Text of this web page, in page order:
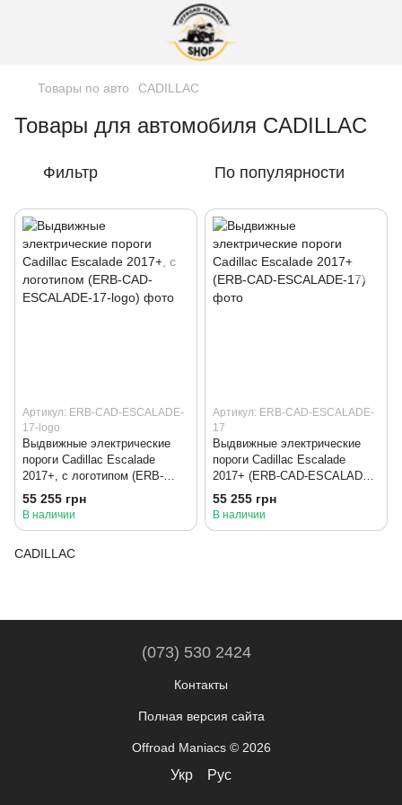
Товары по авто CADILLAC
Товары для автомобиля CADILLAC
Фильтр По популярности
Артикул: ERB-CAD-ESCALADE-
17-logo
Выдвижные электрические
пороги Cadillac Escalade
2017+, с логотипом (ERB-
CAD-ESCALADE-17-logo)
55 255 грн
В наличии
Артикул: ERB-CAD-ESCALADE-
17
Выдвижные электрические
пороги Cadillac Escalade
2017+ (ERB-CAD-ESCALADE-
17)
55 255 грн
В наличии
CADILLAC
(073) 530 2424
Контакты
Полная версия сайта
Offroad Maniacs © 2026
Укр Рус